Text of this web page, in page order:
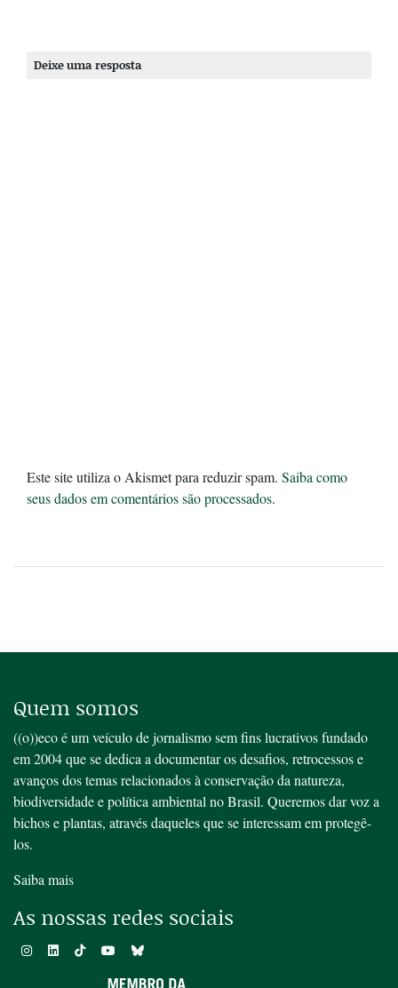
Deixe uma resposta
Este site utiliza o Akismet para reduzir spam. Saiba como
seus dados em comentários são processados.
Quem somos
((o))eco é um veículo de jornalismo sem fins lucrativos fundado
em 2004 que se dedica a documentar os desafios, retrocessos e
avanços dos temas relacionados à conservação da natureza,
biodiversidade e política ambiental no Brasil. Queremos dar voz a
bichos e plantas, através daqueles que se interessam em protegê-
los.
Saiba mais
As nossas redes sociais